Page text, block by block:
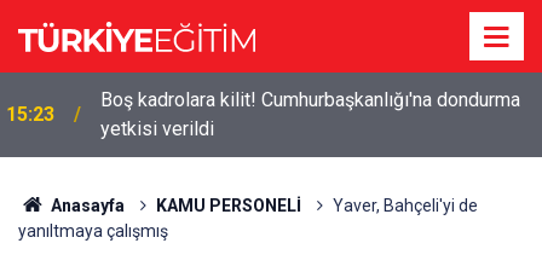
15:23
Boş kadrolara kilit! Cumhurbaşkanlığı'na dondurma
yetkisi verildi
Anasayfa KAMU PERSONELİ
Yaver, Bahçeli'yi de
yanıltmaya çalışmış